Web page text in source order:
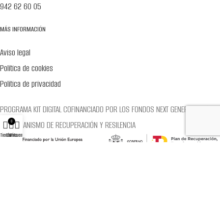
942 62 60 05
MÁS INFORMACIÓN
Aviso legal
Política de cookies
Política de privacidad
PROGRAMA KIT DIGITAL COFINANCIADO POR LOS FONDOS NEXT GENERATION (EU)
DEL MECANISMO DE RECUPERACIÓN Y RESILENCIA
Tienda
0
Carrito
Mi cuenta